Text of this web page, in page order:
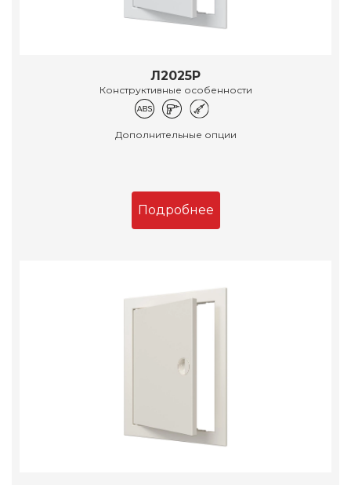
Л2025Р
Конструктивные особенности
Дополнительные опции
Подробнее